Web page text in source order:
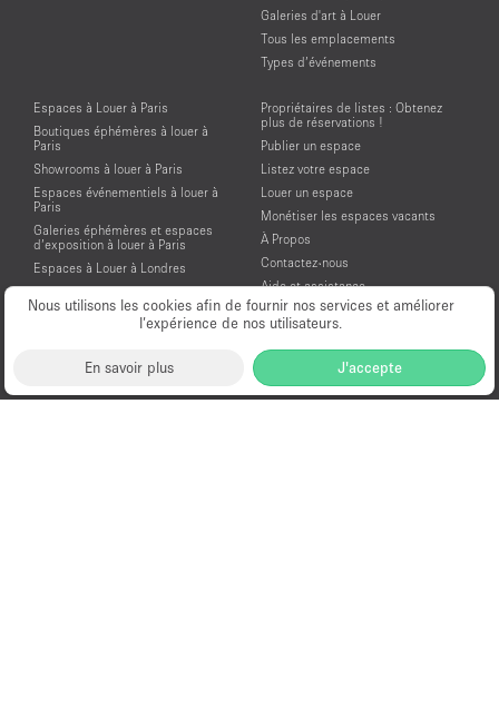
Nous utilisons les cookies afin de fournir nos services et améliorer
l’expérience de nos utilisateurs.
En savoir plus J'accepte
Galeries d'art à Louer
Tous les emplacements
Types d’événements
Espaces à Louer à Paris
Boutiques éphémères à louer à
Paris
Showrooms à louer à Paris
Espaces événementiels à louer à
Paris
Galeries éphémères et espaces
d’exposition à louer à Paris
Espaces à Louer à Londres
Espaces à Louer à New York
Espaces à Louer à San Francisco
Espaces à Louer à Amsterdam
Propriétaires de listes : Obtenez
plus de réservations !
Publier un espace
Listez votre espace
Louer un espace
Monétiser les espaces vacants
À Propos
Contactez-nous
Aide et assistance
Conditions générales d'utilisation
Mentions légales
Politique de confidentialité